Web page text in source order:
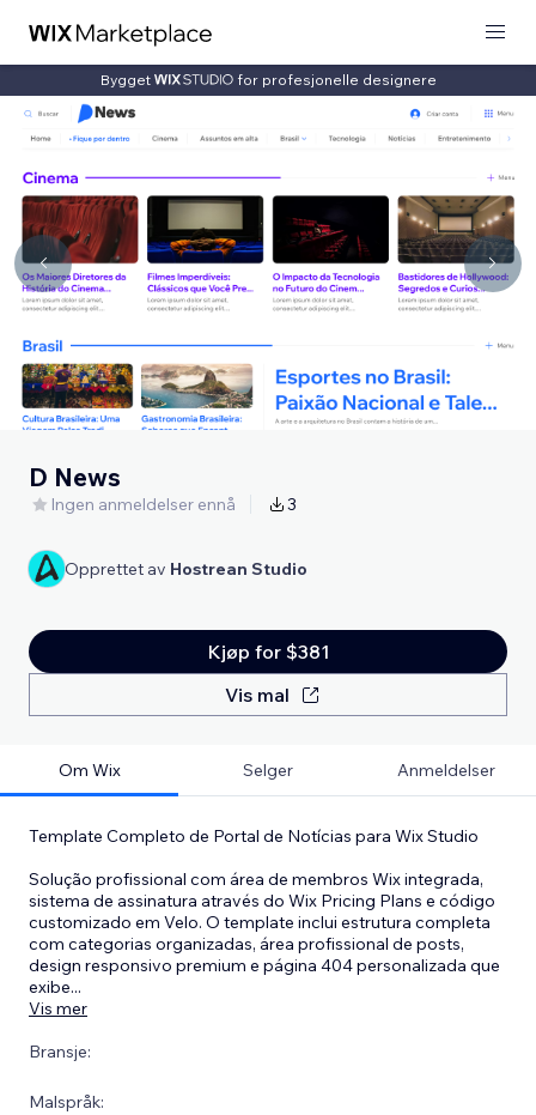
Bygget for profesjonelle designere
D News
Ingen anmeldelser ennå 3
Opprettet av Hostrean Studio
Kjøp for $381
Vis mal
Om Wix Selger Anmeldelser
Template Completo de Portal de Notícias para Wix Studio
Solução profissional com área de membros Wix integrada,
sistema de assinatura através do Wix Pricing Plans e código
customizado em Velo. O template inclui estrutura completa
com categorias organizadas, área profissional de posts,
design responsivo premium e página 404 personalizada que
exibe...
Vis mer
Bransje:
Malspråk: